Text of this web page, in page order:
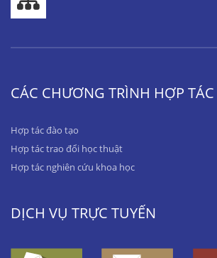
CÁC CHƯƠNG TRÌNH HỢP TÁC
Hợp tác đào tạo
Hợp tác trao đổi học thuật
Hợp tác nghiên cứu khoa học
DỊCH VỤ TRỰC TUYẾN